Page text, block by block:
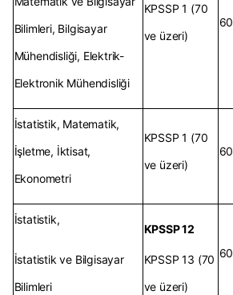
Bilimleri, Bilgisayar
Mühendisliği, Elektrik-
Elektronik Mühendisliği
KPSSP 1 (70
ve üzeri)
60
İstatistik, Matematik,
İşletme, İktisat,
Ekonometri
KPSSP 1 (70
ve üzeri)
60
İstatistik,
İstatistik ve Bilgisayar
Bilimleri
KPSSP 12
KPSSP 13 (70
ve üzeri)
60